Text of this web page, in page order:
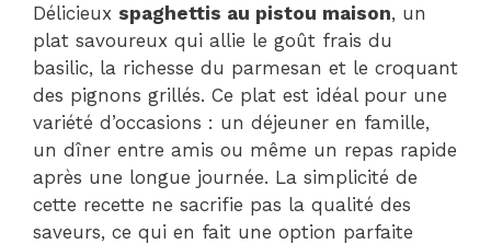
Délicieux spaghettis au pistou maison, un
plat savoureux qui allie le goût frais du
basilic, la richesse du parmesan et le croquant
des pignons grillés. Ce plat est idéal pour une
variété d’occasions : un déjeuner en famille,
un dîner entre amis ou même un repas rapide
après une longue journée. La simplicité de
cette recette ne sacrifie pas la qualité des
saveurs, ce qui en fait une option parfaite